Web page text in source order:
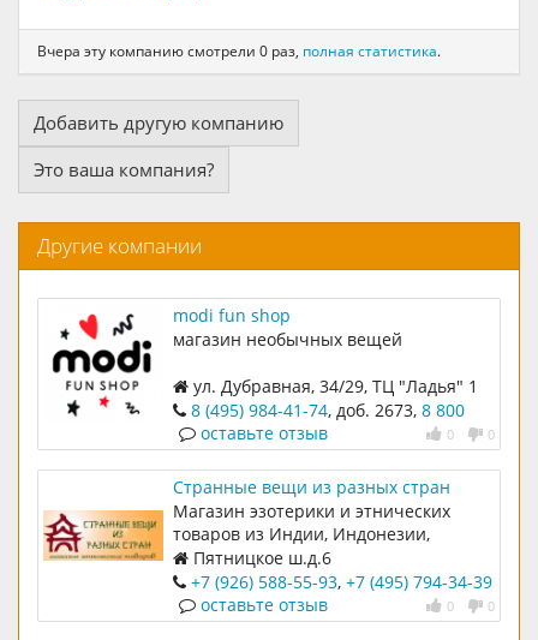
Вчера эту компанию смотрели 0 раз, полная статистика.
Добавить другую компанию
Это ваша компания?
Другие компании
modi fun shop
магазин необычных вещей
ул. Дубравная, 34/29, ТЦ "Ладья" 1
этаж8 (495) 984-41-74, доб. 2673, 8 800
200-78-27
0 0
оставьте отзыв
Странные вещи из разных стран
Магазин эзотерики и этнических
товаров из Индии, Индонезии,
Непала, Китая. Этническая одежда,
сувениры, украшения, амулеты,
талисманы, таро, руны, благовония,
картины.
Пятницкое ш.д.6
+7 (926) 588-55-93, +7 (495) 794-34-39
0 0
оставьте отзыв